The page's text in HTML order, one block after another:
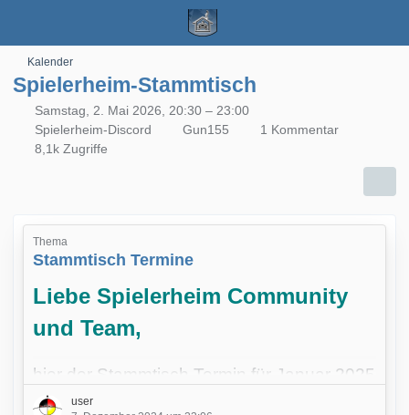
Kalender
Spielerheim-Stammtisch
Samstag, 2. Mai 2026, 20:30 – 23:00
Spielerheim-Discord
Gun155
1 Kommentar
8,1k Zugriffe
Thema
Stammtisch Termine
Liebe Spielerheim Community
und Team,
hier der Stammtisch Termin für Januar 2025
zu dem Ihr ALLE herzlich eingeladen seit!
user